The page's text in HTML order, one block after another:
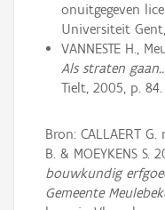
onuitgegeven
Universiteit Gent,
VANNESTE H.,
Als straten
Tielt, 2005, p. 84.
Bron: CALLAERT
B. & MOEYKENS S.
bouwkundig
Gemeente